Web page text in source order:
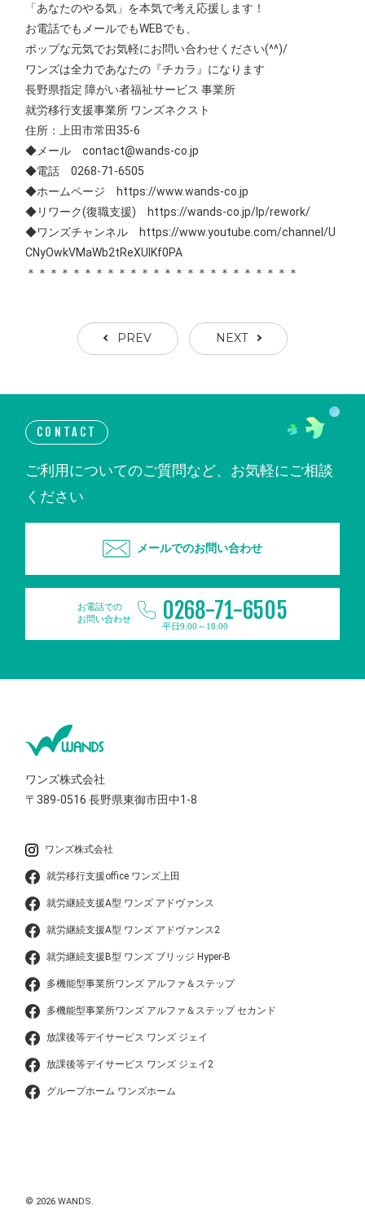
「あなたのやる気」を本気で考え応援します！
お電話でもメールでもWEBでも、
ポップな元気でお気軽にお問い合わせください(^^)/
ワンズは全力であなたの『チカラ』になります
長野県指定 障がい者福祉サービス 事業所
就労移行支援事業所 ワンズネクスト
住所：上田市常田35-6
◆メール contact@wands-co.jp
◆電話 0268-71-6505
◆ホームページ https://www.wands-co.jp
◆リワーク(復職支援) https://wands-co.jp/lp/rework/
◆ワンズチャンネル https://www.youtube.com/channel/U
CNyOwkVMaWb2tReXUIKf0PA
＊＊＊＊＊＊＊＊＊＊＊＊＊＊＊＊＊＊＊＊＊＊＊＊
PREV NEXT
CONTACT
ご利用についてのご質問など、お気軽にご相談
ください
メールでのお問い合わせ
お電話での
お問い合わせ
0268-71-6505
平日9:00～18:00
ワンズ株式会社
〒389-0516長野県東御市田中1-8
ワンズ株式会社
就労移行支援office ワンズ上田
就労継続支援A型 ワンズ アドヴァンス
就労継続支援A型 ワンズ アドヴァンス2
就労継続支援B型 ワンズ ブリッジ Hyper-B
多機能型事業所ワンズ アルファ＆ステップ
多機能型事業所ワンズ アルファ＆ステップ セカンド
放課後等デイサービス ワンズ ジェイ
放課後等デイサービス ワンズ ジェイ2
グループホーム ワンズホーム
© 2026 WANDS.